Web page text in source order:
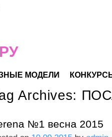
МОДЕЛИ
Archives:
№1 весна 2015